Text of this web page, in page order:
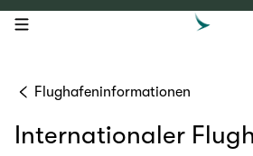
open navigation menu
Flughafeninformationen
Internationaler